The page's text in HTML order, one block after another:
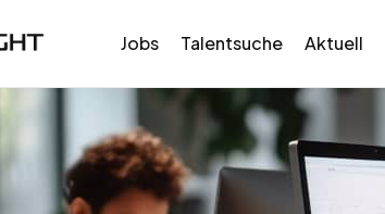
Jobs Talentsuche Aktuell